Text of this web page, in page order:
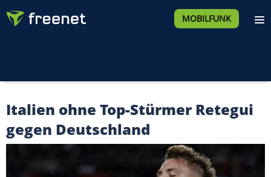
MOBILFUNK
Italien ohne Top-Stürmer Retegui
gegen Deutschland